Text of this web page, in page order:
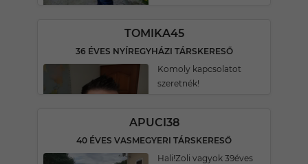
TOMIKA45
36 ÉVES NYÍREGYHÁZI TÁRSKERESŐ
Komoly kapcsolatot
szeretnék!
APUCI38
40 ÉVES VASMEGYERI TÁRSKERESŐ
Hali!Zoli vagyok 39éves